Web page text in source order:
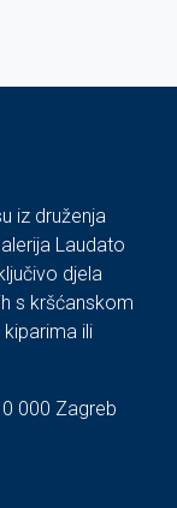
iz druženja
Laudato
djela
s kršćanskom
ili
000 Zagreb